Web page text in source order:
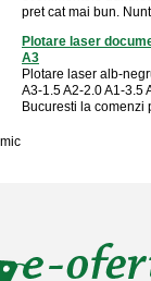
pret cat mai bun.
Plotare laser
A3
Plotare laser alb-
A3-1.5 A2-2.0 A1-3.5
Bucuresti la
mic